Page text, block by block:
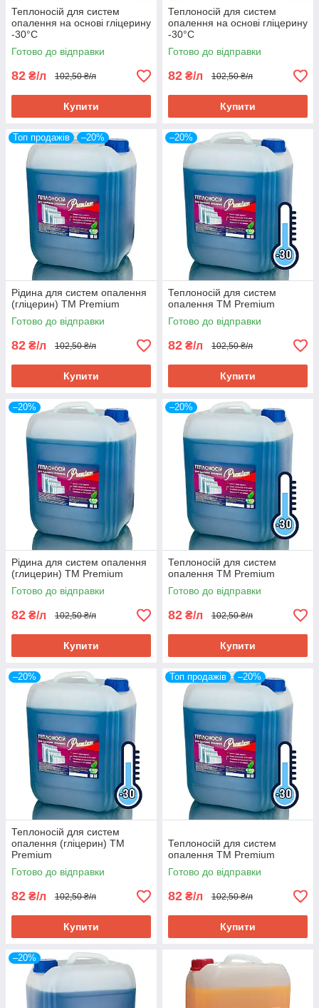
Теплоносій для систем
опалення на основі гліцерину
-30°C
Готово до відправки
82 ₴/л 102,50 ₴/л
Купити
Теплоносій для систем
опалення на основі гліцерину
-30°C
Готово до відправки
82 ₴/л 102,50 ₴/л
Купити
Топ продажів –20%
Рідина для систем опалення
(гліцерин) TM Premium
Готово до відправки
82 ₴/л 102,50 ₴/л
Купити
–20%
Теплоносій для систем
опалення TM Premium
Готово до відправки
82 ₴/л 102,50 ₴/л
Купити
–20%
Рідина для систем опалення
(глицерин) TM Premium
Готово до відправки
82 ₴/л 102,50 ₴/л
Купити
–20%
Теплоносій для систем
опалення TM Premium
Готово до відправки
82 ₴/л 102,50 ₴/л
Купити
–20%
Теплоносій для систем
опалення (гліцерин) TM
Premium
Готово до відправки
82 ₴/л 102,50 ₴/л
Купити
Топ продажів –20%
Теплоносій для систем
опалення TM Premium
Готово до відправки
82 ₴/л 102,50 ₴/л
Купити
–20%